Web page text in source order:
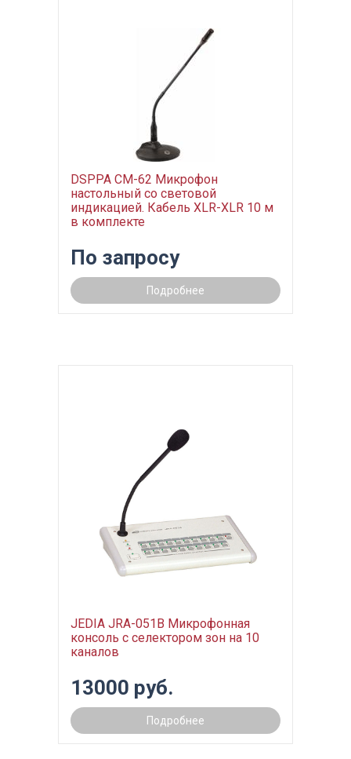
DSPPA CM-62 Микрофон
настольный со световой
индикацией. Кабель XLR-XLR 10 м
в комплекте
По запросу
Подробнее
JEDIA JRA-051B Микрофонная
консоль с селектором зон на 10
каналов
13000 руб.
Подробнее